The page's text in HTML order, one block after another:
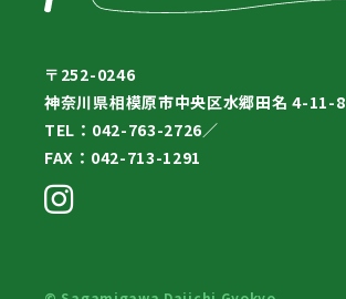
〒252-0246
神奈川県相模原市中央区水郷田名 4-11-8
TEL：042-763-2726／
FAX：042-713-1291